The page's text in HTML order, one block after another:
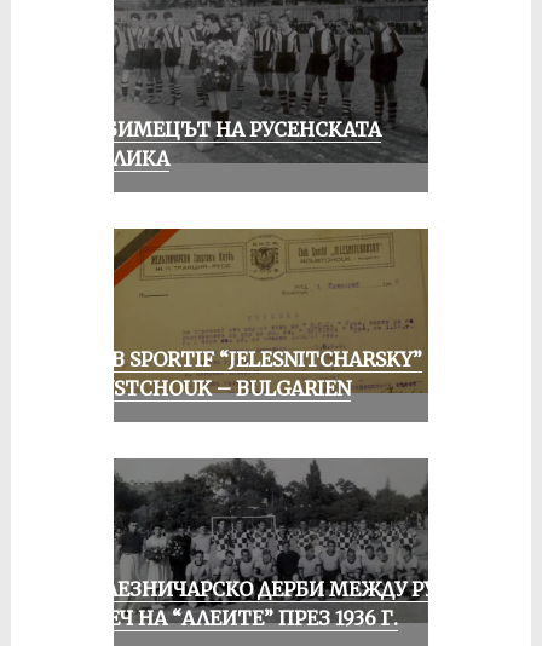
ЛЮБИМЕЦЪТ НА РУСЕНСКАТА
ПУБЛИКА
CLUB SPORTIF “JELESNITCHARSKY”
ROUSTCHOUK – BULGARIEN
ЖЕЛЕЗНИЧАРСКО ДЕРБИ МЕЖДУ РУСЕ
И ПЕЧ НА “АЛЕИТЕ” ПРЕЗ 1936 Г.